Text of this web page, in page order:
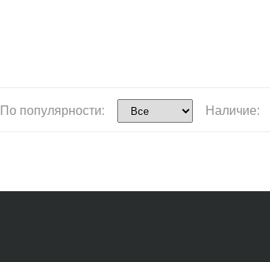
По популярности: Наличие: